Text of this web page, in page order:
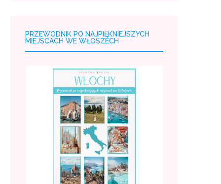
PRZEWODNIK PO NAJPIĘKNIEJSZYCH
MIEJSCACH WE WŁOSZECH